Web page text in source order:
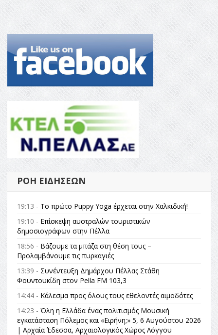
ΡΟΉ ΕΙΔΉΣΕΩΝ
19:13 - Το πρώτο Puppy Yoga έρχεται στην Χαλκιδική!
19:10 - Επίσκεψη αυστραλών τουριστικών
δημοσιογράφων στην Πέλλα
18:56 - Βάζουμε τα μπάζα στη θέση τους –
Προλαμβάνουμε τις πυρκαγιές
13:39 - Συνέντευξη Δημάρχου Πέλλας Στάθη
Φουντουκίδη στον Pella FM 103,3
14:44 - Κάλεσμα προς όλους τους εθελοντές αιμοδότες
14:23 - Όλη η Ελλάδα ένας πολιτισμός Μουσική
εγκατάσταση Πόλεμος και «Ειρήνη;» 5, 6 Αυγούστου 2026
| Αρχαία Έδεσσα, Αρχαιολογικός Χώρος Λόγγου